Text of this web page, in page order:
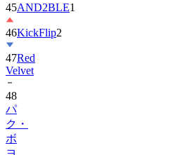
45AND2BLE1
46KickFlip2
47Red
Velvet
48
パ
ク・
ボ